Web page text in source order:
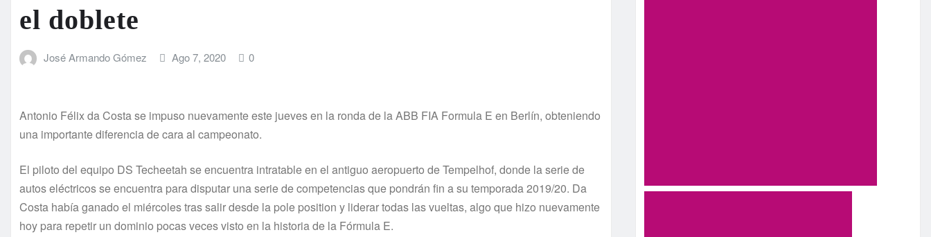
el doblete
José Armando Gómez Ago 7, 2020 0
Antonio Félix da Costa se impuso nuevamente este jueves en la ronda de la ABB FIA Formula E en Berlín, obteniendo
una importante diferencia de cara al campeonato.
El piloto del equipo DS Techeetah se encuentra intratable en el antiguo aeropuerto de Tempelhof, donde la serie de
autos eléctricos se encuentra para disputar una serie de competencias que pondrán fin a su temporada 2019/20. Da
Costa había ganado el miércoles tras salir desde la pole position y liderar todas las vueltas, algo que hizo nuevamente
hoy para repetir un dominio pocas veces visto en la historia de la Fórmula E.